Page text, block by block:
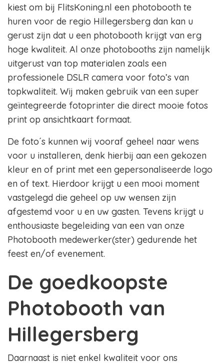
kiest om bij FlitsKoning.nl een photobooth te
huren voor de regio Hillegersberg dan kan u
gerust zijn dat u een photobooth krijgt van erg
hoge kwaliteit. Al onze photobooths zijn namelijk
uitgerust van top materialen zoals een
professionele DSLR camera voor foto’s van
topkwaliteit. Wij maken gebruik van een super
geïntegreerde fotoprinter die direct mooie fotos
print op ansichtkaart formaat.
De foto´s kunnen wij vooraf geheel naar wens
voor u installeren, denk hierbij aan een gekozen
kleur en of print met een gepersonaliseerde logo
en of text. Hierdoor krijgt u een mooi moment
vastgelegd die geheel op uw wensen zijn
afgestemd voor u en uw gasten. Tevens krijgt u
enthousiaste begeleiding van een van onze
Photobooth medewerker(ster) gedurende het
feest en/of evenement.
De goedkoopste
Photobooth van
Hillegersberg
Daarnaast is niet enkel kwaliteit voor ons